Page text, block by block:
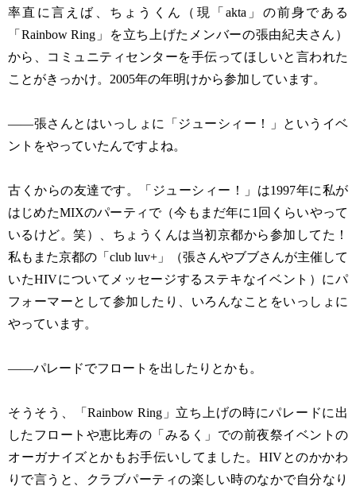
率直に言えば、ちょうくん（現「akta」の前身である
「Rainbow Ring」を立ち上げたメンバーの張由紀夫さん）
から、コミュニティセンターを手伝ってほしいと言われた
ことがきっかけ。2005年の年明けから参加しています。
——張さんとはいっしょに「ジューシィー！」というイベ
ントをやっていたんですよね。
古くからの友達です。「ジューシィー！」は1997年に私が
はじめたMIXのパーティで（今もまだ年に1回くらいやって
いるけど。笑）、ちょうくんは当初京都から参加してた！
私もまた京都の「club luv+」（張さんやブブさんが主催して
いたHIVについてメッセージするステキなイベント）にパ
フォーマーとして参加したり、いろんなことをいっしょに
やっています。
——パレードでフロートを出したりとかも。
そうそう、「Rainbow Ring」立ち上げの時にパレードに出
したフロートや恵比寿の「みるく」での前夜祭イベントの
オーガナイズとかもお手伝いしてました。HIVとのかかわ
りで言うと、クラブパーティの楽しい時のなかで自分なり